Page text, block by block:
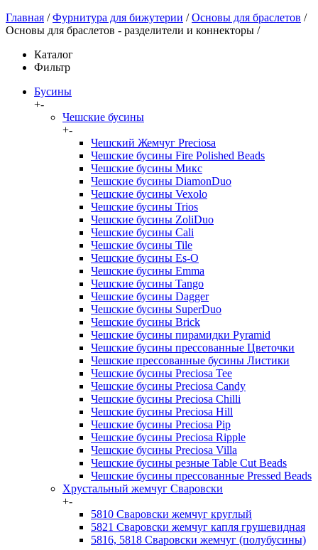
Главная /Фурнитура для бижутерии /Основы для браслетов /
Основы для браслетов - разделители и коннекторы /
Каталог
Фильтр
Бусины
+-
Чешские бусины
+-
Чешский Жемчуг Preciosa
Чешские бусины Fire Polished Beads
Чешские бусины Микс
Чешские бусины DiamonDuo
Чешские бусины Vexolo
Чешские бусины Trios
Чешские бусины ZoliDuo
Чешские бусины Cali
Чешские бусины Tile
Чешские бусины Es-O
Чешские бусины Emma
Чешские бусины Tango
Чешские бусины Dagger
Чешские бусины SuperDuo
Чешские бусины Brick
Чешские бусины пирамидки Pyramid
Чешские бусины прессованные Цветочки
Чешские прессованные бусины Листики
Чешские бусины Preciosa Tee
Чешские бусины Preciosa Candy
Чешские бусины Preciosa Chilli
Чешские бусины Preciosa Hill
Чешские бусины Preciosa Pip
Чешские бусины Preciosa Ripple
Чешские бусины Preciosa Villa
Чешские бусины резные Table Cut Beads
Чешские бусины прессованные Pressed Beads
Хрустальный жемчуг Сваровски
+-
5810 Сваровски жемчуг круглый
5821 Сваровски жемчуг капля грушевидная
5816, 5818 Сваровски жемчуг (полубусины)